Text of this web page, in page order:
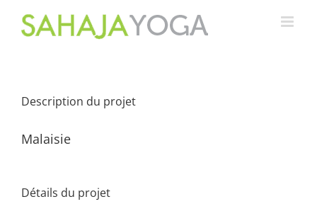
contenu
Description du projet
Malaisie
Détails du projet